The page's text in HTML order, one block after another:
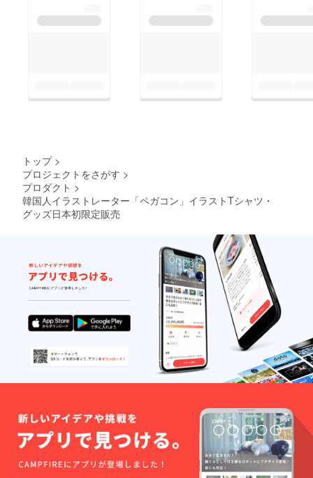
トップ >
プロジェクトをさがす >
プロダクト >
韓国人イラストレーター「ペガコン」イラストTシャツ・
グッズ日本初限定販売